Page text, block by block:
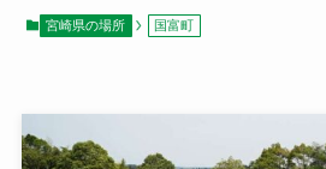
宮崎県の場所 国富町